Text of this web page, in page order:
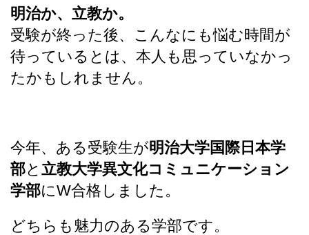
明治か、立教か。
受験が終った後、こんなにも悩む時間が
待っているとは、本人も思っていなかっ
たかもしれません。
今年、ある受験生が明治大学国際日本学
部と 立教大学異文化コミュニケーション
学部にW合格しました。
どちらも魅力のある学部です。